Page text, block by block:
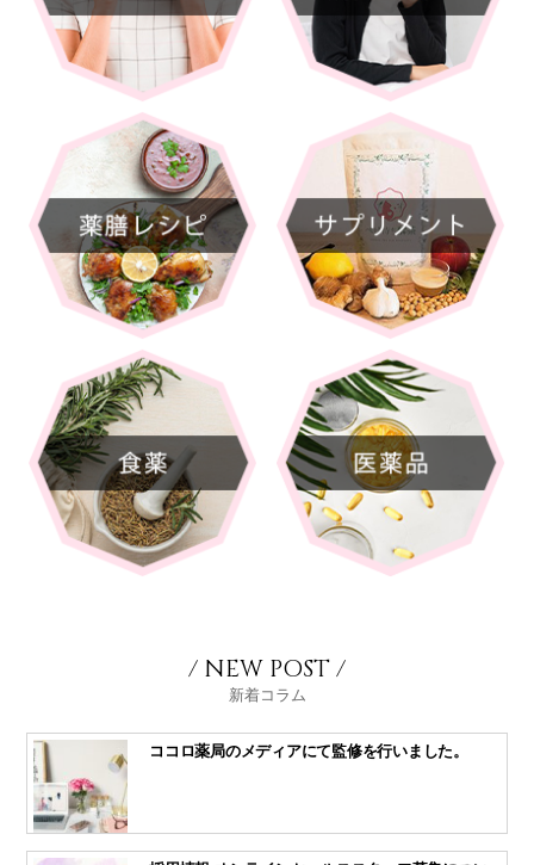
/ NEW POST /
新着コラム
ココロ薬局のメディアにて監修を行いました。